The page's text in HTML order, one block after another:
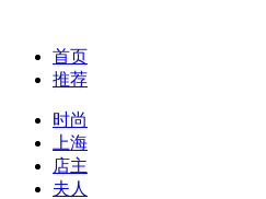
首页
推荐
时尚
上海
店主
夫人